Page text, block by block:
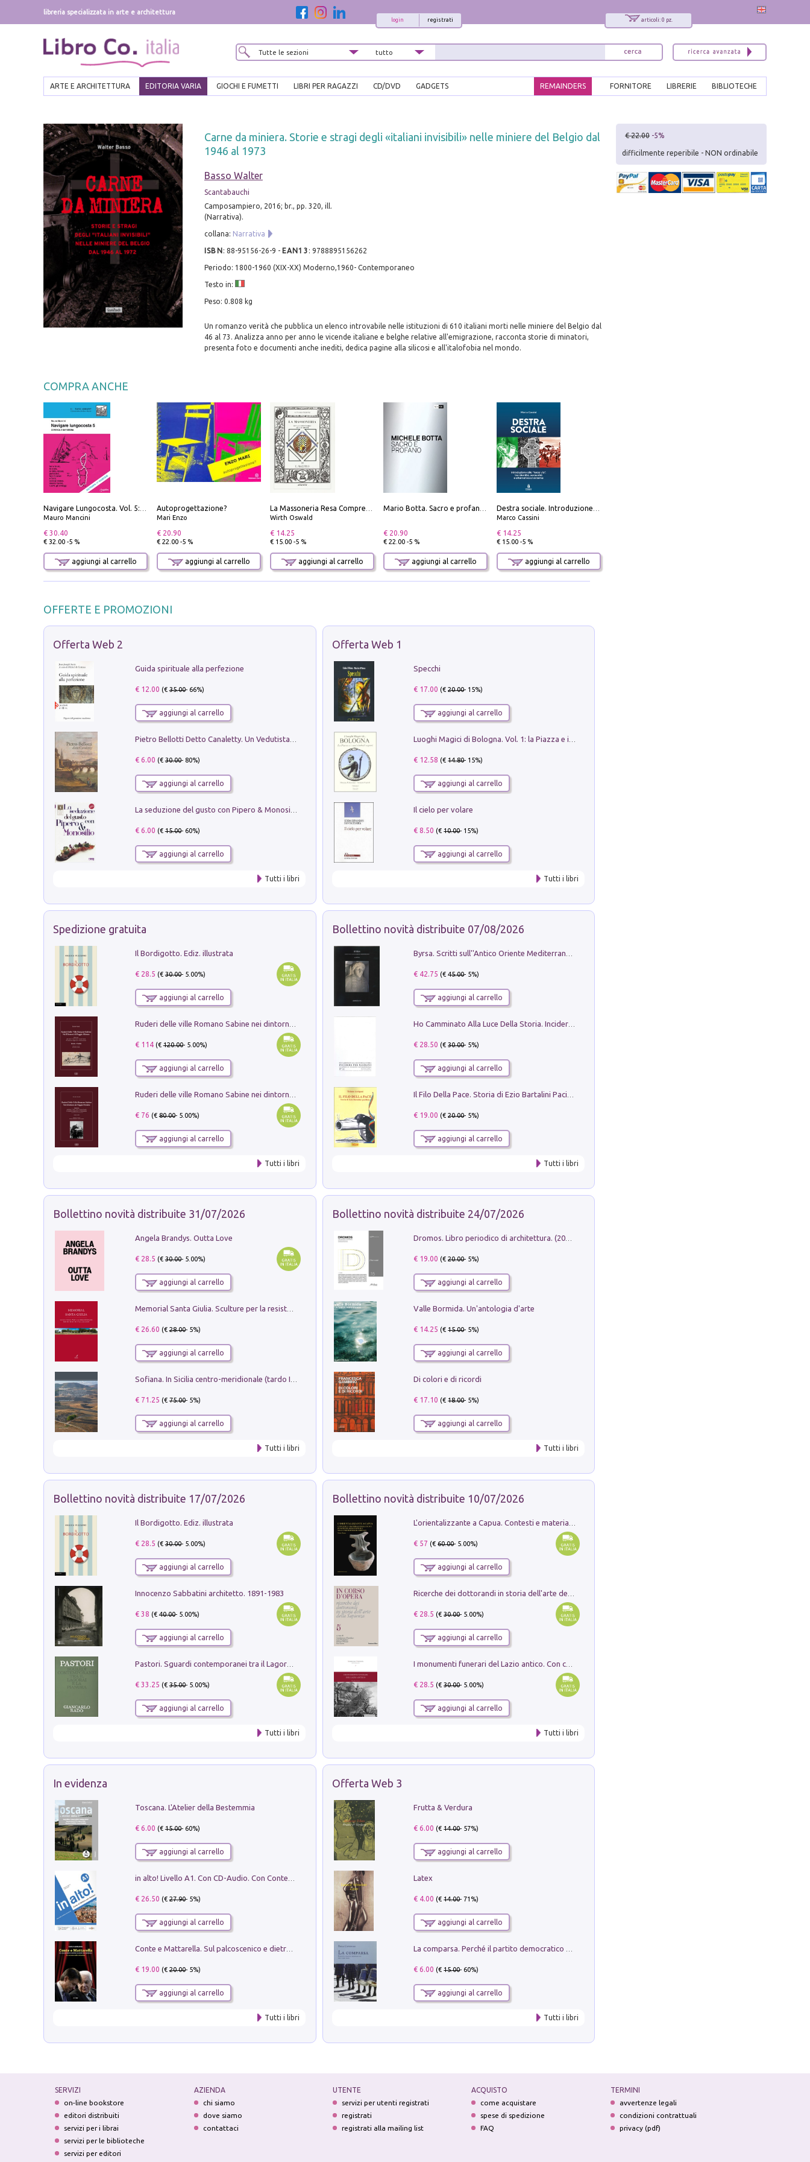
libreria specializzata in arte e architettura
articoli: 0 pz.
registrati
login
ARTE E ARCHITETTURA EDITORIA VARIA GIOCHI E FUMETTI LIBRI PER RAGAZZI CD/DVD GADGETS BIBLIOTECHE
LIBRERIE
FORNITORE
REMAINDERS
Carne da miniera. Storie e stragi degli «italiani invisibili» nelle miniere del Belgio dal
1946 al 1973
Basso Walter
Scantabauchi
Camposampiero, 2016; br., pp. 320, ill.
(Narrativa).
collana: Narrativa
ISBN : 88-95156-26-9 - EAN13 : 9788895156262
Periodo: 1800-1960 (XIX-XX) Moderno,1960- Contemporaneo
Testo in:
Peso: 0.808 kg
Un romanzo verità che pubblica un elenco introvabile nelle istituzioni di 610 italiani morti nelle miniere del Belgio dal
46 al 73. Analizza anno per anno le vicende italiane e belghe relative all'emigrazione, racconta storie di minatori,
presenta foto e documenti anche inediti, dedica pagine alla silicosi e all'italofobia nel mondo.
COMPRA ANCHE
Mauro Mancini
€ 30.40
€ 32.00 -5 %
aggiungi al carrello
Autoprogettazione?
Mari Enzo
€ 20.90
€ 22.00 -5 %
aggiungi al carrello
Wirth Oswald
€ 14.25
€ 15.00 -5 %
aggiungi al carrello
€ 20.90
€ 22.00 -5 %
aggiungi al carrello
Marco Cassini
€ 14.25
€ 15.00 -5 %
aggiungi al carrello
OFFERTE E PROMOZIONI
Offerta Web 2
Guida spirituale alla perfezione
€ 12.00 (€35.00- 66%)
aggiungi al carrello
€ 6.00 (€30.00- 80%)
aggiungi al carrello
€ 6.00 (€15.00- 60%)
aggiungi al carrello
Tutti i libri
Offerta Web 1
Specchi
€ 17.00 (€20.00- 15%)
aggiungi al carrello
€ 12.58 (€14.80- 15%)
aggiungi al carrello
Il cielo per volare
€ 8.50 (€10.00- 15%)
aggiungi al carrello
Tutti i libri
Spedizione gratuita
Il Bordigotto. Ediz. illustrata
€ 28.5 (€30.00- 5.00%)
aggiungi al carrello
€ 114(€120.00- 5.00%)
aggiungi al carrello
€ 76 (€80.00- 5.00%)
aggiungi al carrello
Tutti i libri
Bollettino novità distribuite 07/08/2026
€ 42.75 (€45.00- 5%)
aggiungi al carrello
€ 28.50 (€30.00- 5%)
aggiungi al carrello
€ 19.00 (€20.00- 5%)
aggiungi al carrello
Tutti i libri
Bollettino novità distribuite 31/07/2026
Angela Brandys. Outta Love
€ 28.5 (€30.00- 5.00%)
aggiungi al carrello
Memorial Santa Giulia. Sculture per la resistenza Monchio di Palagano
€ 26.60 (€28.00- 5%)
aggiungi al carrello
€ 71.25 (€75.00- 5%)
aggiungi al carrello
Tutti i libri
Bollettino novità distribuite 24/07/2026
€ 19.00 (€20.00- 5%)
aggiungi al carrello
Valle Bormida. Un'antologia d'arte
€ 14.25 (€15.00- 5%)
aggiungi al carrello
Di colori e di ricordi
€ 17.10 (€18.00- 5%)
aggiungi al carrello
Tutti i libri
Bollettino novità distribuite 17/07/2026
Il Bordigotto. Ediz. illustrata
€ 28.5 (€30.00- 5.00%)
aggiungi al carrello
Innocenzo Sabbatini architetto. 1891-1983
€ 38 (€40.00- 5.00%)
aggiungi al carrello
Pastori. Sguardi contemporanei tra il Lagorai e la pianura. Ediz. illustrata
€ 33.25 (€35.00- 5.00%)
aggiungi al carrello
Tutti i libri
Bollettino novità distribuite 10/07/2026
€ 57 (€60.00- 5.00%)
aggiungi al carrello
€ 28.5 (€30.00- 5.00%)
aggiungi al carrello
€ 28.5 (€30.00- 5.00%)
aggiungi al carrello
Tutti i libri
In evidenza
Toscana. L'Atelier della Bestemmia
€ 6.00 (€15.00- 60%)
aggiungi al carrello
€ 26.50 (€27.90- 5%)
aggiungi al carrello
Conte e Mattarella. Sul palcoscenico e dietro le quinte del Quirinale. Un racconto sulle istituzioni
€ 19.00 (€20.00- 5%)
aggiungi al carrello
Tutti i libri
Offerta Web 3
Frutta & Verdura
€ 6.00 (€14.00- 57%)
aggiungi al carrello
Latex
€ 4.00 (€14.00- 71%)
aggiungi al carrello
€ 6.00 (€15.00- 60%)
aggiungi al carrello
Tutti i libri
€ 22.00 -5%
difficilmente reperibile - NON ordinabile
SERVIZI
on-line bookstore
editori distribuiti
servizi per i librai
servizi per le biblioteche
servizi per editori
AZIENDA
chi siamo
dove siamo
contattaci
UTENTE
servizi per utenti registrati
registrati
registrati alla mailing list
ACQUISTO
come acquistare
spese di spedizione
FAQ
TERMINI
avvertenze legali
condizioni contrattuali
privacy (pdf)
x
Interessato ai nostri libri?
Allora iscriviti alla nostra newsletter!
Sarai informato delle nostre novità, potrai
comunque cancellarti quando desideri.